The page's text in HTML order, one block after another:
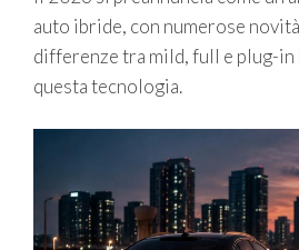
auto ibride, con numerose
differenze tra mild, full e plug-in
questa tecnologia.